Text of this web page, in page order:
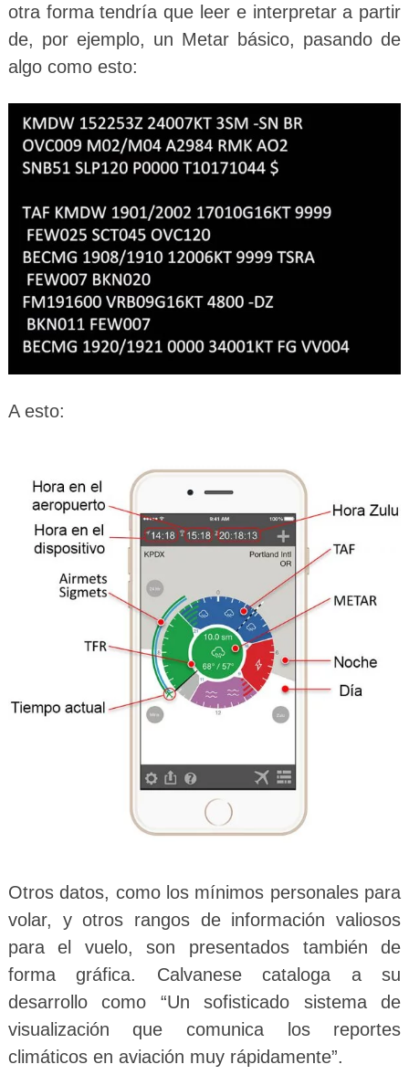
otra forma tendría que leer e interpretar a partir
de, por ejemplo, un Metar básico, pasando de
algo como esto:
A esto:
Otros datos, como los mínimos personales para
volar, y otros rangos de información valiosos
para el vuelo, son presentados también de
forma gráfica. Calvanese cataloga a su
desarrollo como “Un sofisticado sistema de
visualización que comunica los reportes
climáticos en aviación muy rápidamente”.